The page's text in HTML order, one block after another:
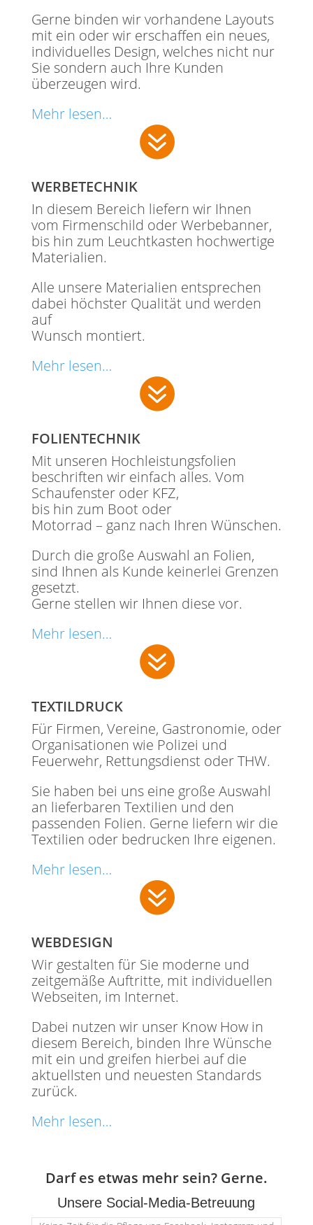
Gerne binden wir vorhandene Layouts
mit ein oder wir erschaffen ein neues,
individuelles Design, welches nicht nur
Sie sondern auch Ihre Kunden
überzeugen wird.
Mehr lesen…

WERBETECHNIK
In diesem Bereich liefern wir Ihnen
vom Firmenschild oder Werbebanner,
bis hin zum Leuchtkasten hochwertige
Materialien.
Alle unsere Materialien entsprechen
dabei höchster Qualität und werden
auf
Wunsch montiert.
Mehr lesen…

FOLIENTECHNIK
Mit unseren Hochleistungsfolien
beschriften wir einfach alles. Vom
Schaufenster oder KFZ,
bis hin zum Boot oder
Motorrad – ganz nach Ihren Wünschen.
Durch die große Auswahl an Folien,
sind Ihnen als Kunde keinerlei Grenzen
gesetzt.
Gerne stellen wir Ihnen diese vor.
Mehr lesen…

TEXTILDRUCK
Für Firmen, Vereine, Gastronomie, oder
Organisationen wie Polizei und
Feuerwehr, Rettungsdienst oder THW.
Sie haben bei uns eine große Auswahl
an lieferbaren Textilien und den
passenden Folien. Gerne liefern wir die
Textilien oder bedrucken Ihre eigenen.
Mehr lesen…

WEBDESIGN
Wir gestalten für Sie moderne und
zeitgemäße Auftritte, mit individuellen
Webseiten, im Internet.
Dabei nutzen wir unser Know How in
diesem Bereich, binden Ihre Wünsche
mit ein und greifen hierbei auf die
aktuellsten und neuesten Standards
zurück.
Mehr lesen…
Darf es etwas mehr sein? Gerne.
Unsere Social-Media-Betreuung